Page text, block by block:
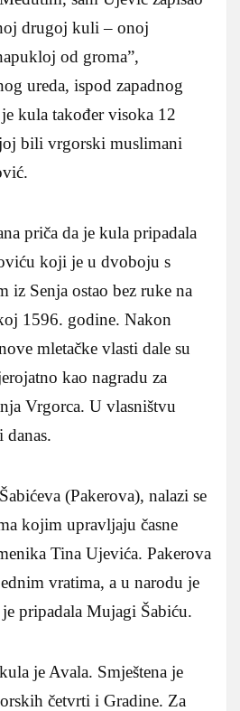
drugoj kuli – onoj
od groma”,
ureda, ispod zapadnog
kula također visoka 12
bili vrgorski muslimani
priča da je kula pripadala
koji je u dvoboju s
iz Senja ostao bez ruke na
1596. godine. Nakon
mletačke vlasti dale su
kao nagradu za
Vrgorca. U vlasništvu
danas.
(Pakerova), nalazi se
kojim upravljaju časne
Tina Ujevića. Pakerova
vratima, a u narodu je
pripadala Mujagi Šabiću.
je Avala. Smještena je
četvrti i Gradine. Za